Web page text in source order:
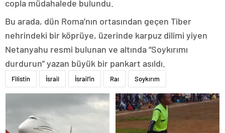
copla müdahalede bulundu.
Bu arada, dün Roma’nın ortasından geçen Tiber
nehrindeki bir köprüye, üzerinde karpuz dilimi yiyen
Netanyahu resmi bulunan ve altında “Soykırımı
durdurun” yazan büyük bir pankart asıldı.
Filistin İsrail İsrail'in Raı Soykırım